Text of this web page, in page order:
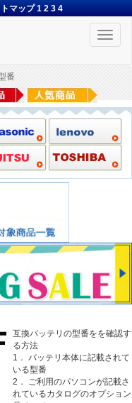
マップ1 2 3 4
Toggle
番
互換バッテリの型番をを確認す
る方法
1． バッテリ本体に記載されて
いる型番
2． ご利用のパソコンが記載さ
れているカタログのオプション